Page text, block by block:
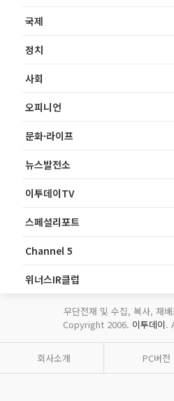
국제
정치
사회
오피니언
문화·라이프
뉴스발전소
이투데이TV
스페셜리포트
Channel 5
위너스IR클럽
무단전재 및 수집, 복사, 재
Copyright 2006. 이투데이.
회사소개 PC버전